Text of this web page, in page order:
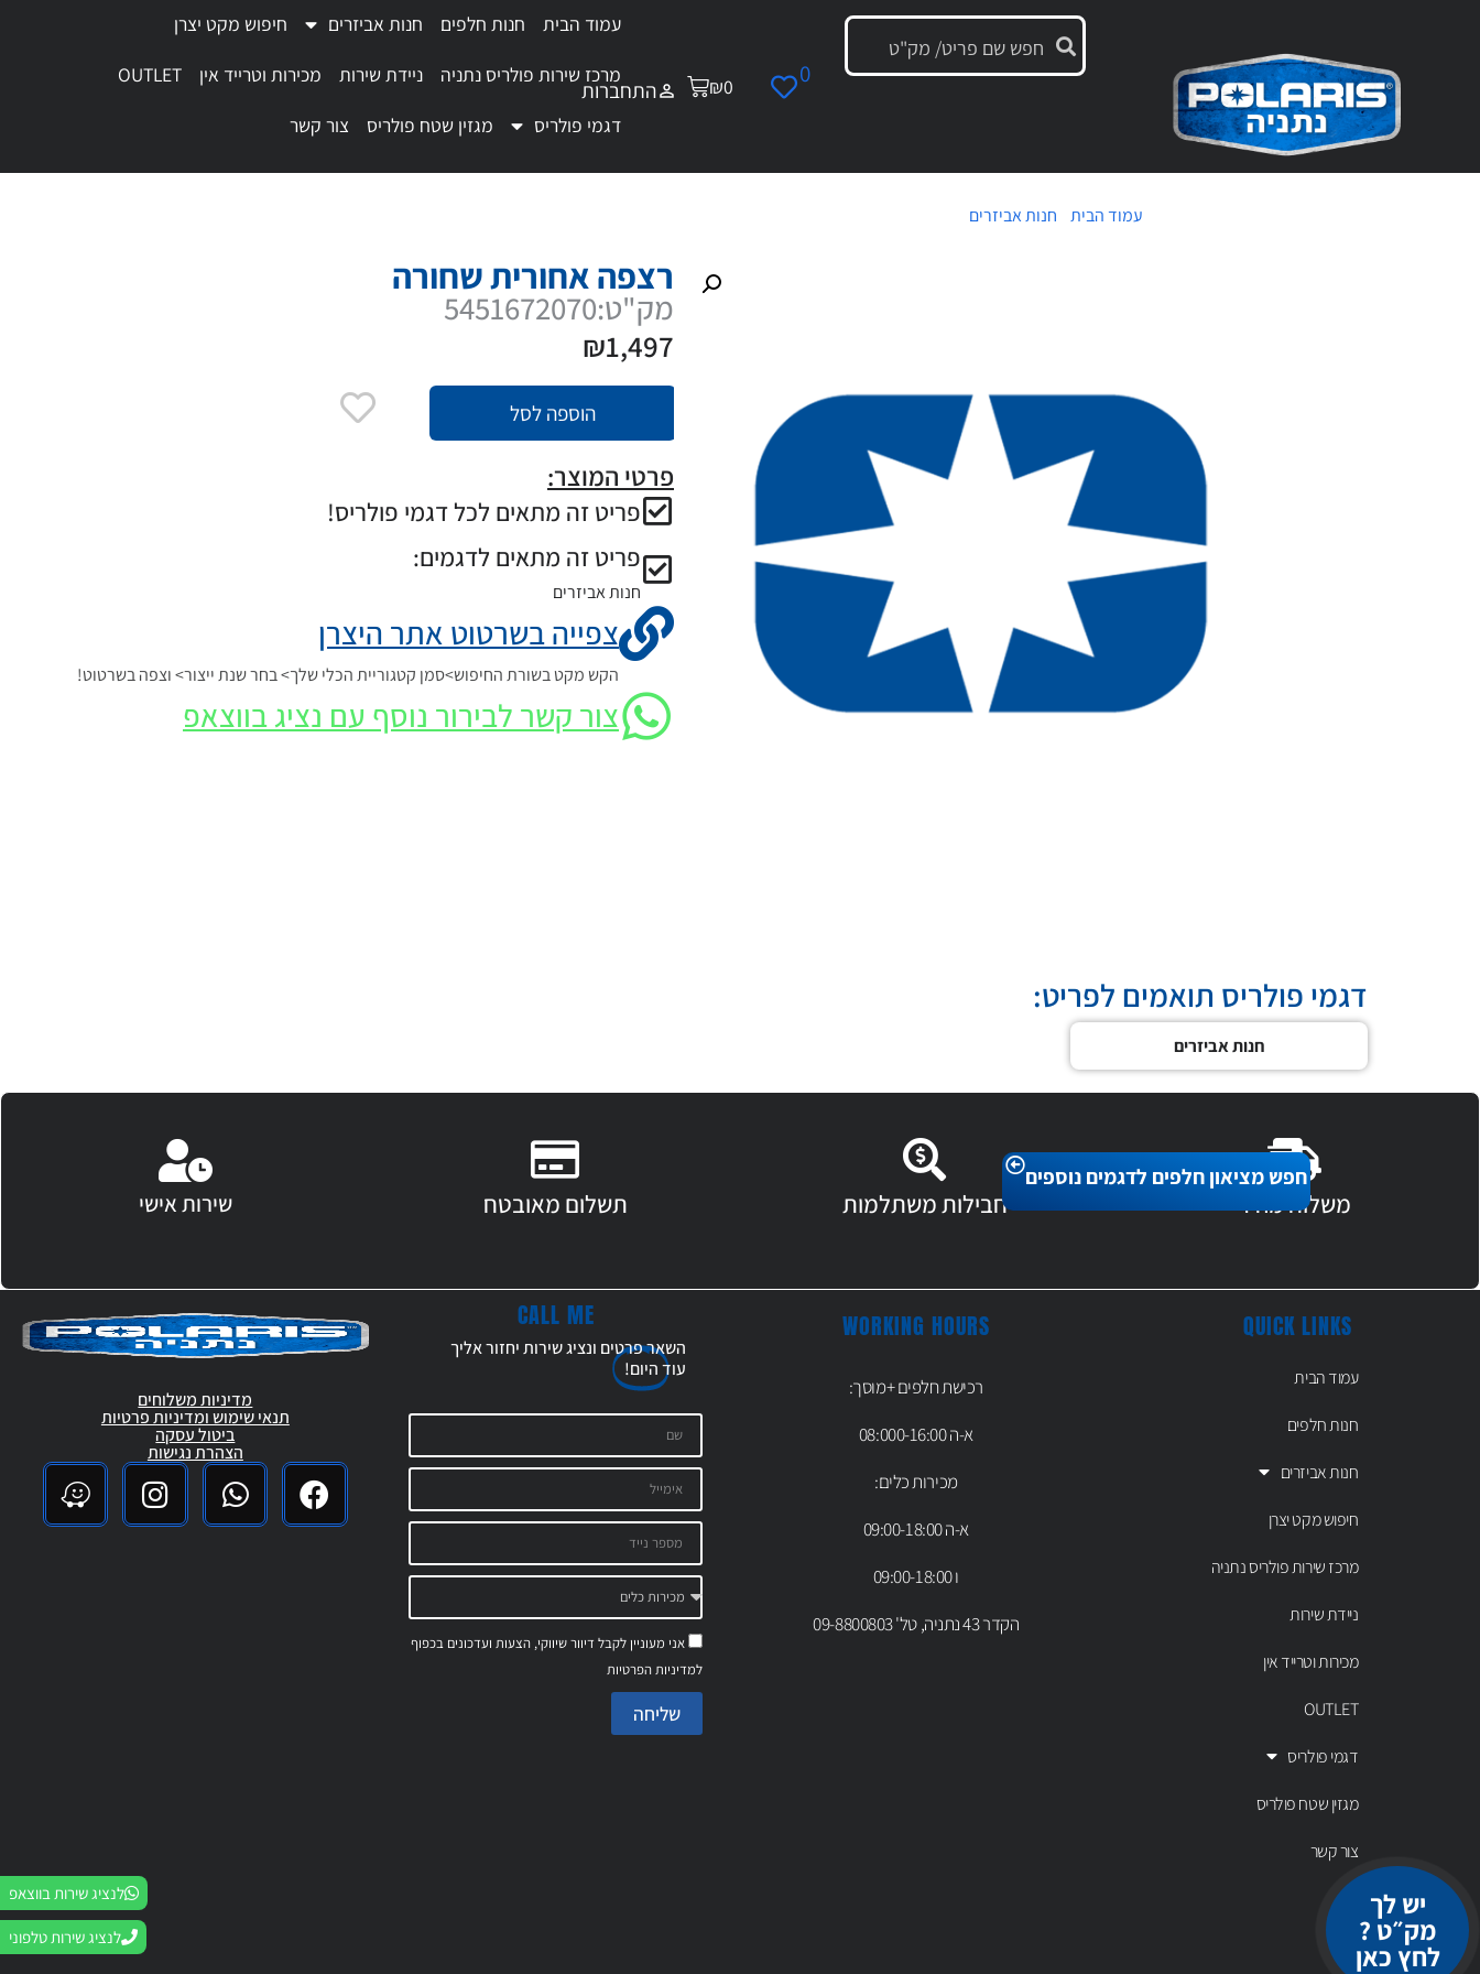
0
₪0 התחברות
עמוד הבית חנות חלפים חנות אביזרים
חיפוש מקט יצרן
מרכז שירות פולריס נתניה
ניידת שירות מכירות וטרייד אין
OUTLET
דגמי פולריס
מגזין שטח פולריס צור קשר
רצפה אחורית שחורה
מק"ט:5451672070
₪1,497
הוספה לסל
פרטי המוצר:
פריט זה מתאים לכל דגמי פולריס!
פריט זה מתאים לדגמים:
חנות אביזרים
צפייה בשרטוט אתר היצרן
הקש מקט בשורת החיפוש>סמן קטגוריית הכלי שלך> בחר שנת ייצור> וצפה בשרטוט!
צור קשר לבירור נוסף עם נציג בווצאפ
חפש מציאון חלפים לדגמים נוספים
עמוד הבית חנות אביזרים
דגמי פולריס תואמים לפריט:
חנות אביזרים
משלוח מהיר חבילות משתלמות תשלום מאובטח שירות אישי
QUICK LINKS
עמוד הבית
חנות חלפים
חנות אביזרים
חיפוש מקט יצרן
מרכז שירות פולריס נתניה
ניידת שירות
מכירות וטרייד אין
OUTLET
דגמי פולריס
מגזין שטח פולריס
צור קשר
יש לך
מק״ט ?
לחץ כאן
WORKING HOURS
רכישת חלפים +מוסך:
א-ה 08:000-16:00
מכירות כלים:
א-ה 09:00-18:00
ו 09:00-18:00
הקדר 43 נתניה, טל' 09-8800803
CALL ME
השאר פרטים ונציג שירות יחזור אליך
עודהיום!
אני מעוניין לקבל דיוור שיווקי, הצעות ועדכונים בכפוף
למדיניות הפרטיות
שליחה
לנציג שירות בווצאפ
לנציג שירות טלפוני
מדיניות משלוחים
תנאי שימוש ומדיניות פרטיות
ביטול עסקה
הצהרת נגישות